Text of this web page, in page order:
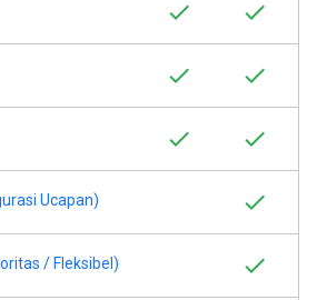
Ucapan)
/ Fleksibel)